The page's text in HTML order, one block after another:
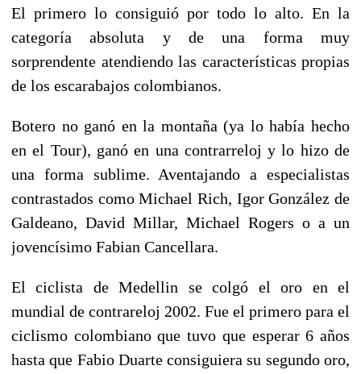
El primero lo consiguió por todo lo alto. En la
categoría absoluta y de una forma muy
sorprendente atendiendo las características propias
de los escarabajos colombianos.
Botero no ganó en la montaña (ya lo había hecho
en el Tour), ganó en una contrarreloj y lo hizo de
una forma sublime. Aventajando a especialistas
contrastados como Michael Rich, Igor González de
Galdeano, David Millar, Michael Rogers o a un
jovencísimo Fabian Cancellara.
El ciclista de Medellin se colgó el oro en el
mundial de contrareloj 2002. Fue el primero para el
ciclismo colombiano que tuvo que esperar 6 años
hasta que Fabio Duarte consiguiera su segundo oro,